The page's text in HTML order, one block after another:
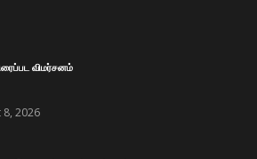
விமர்சனம்
8, 2026